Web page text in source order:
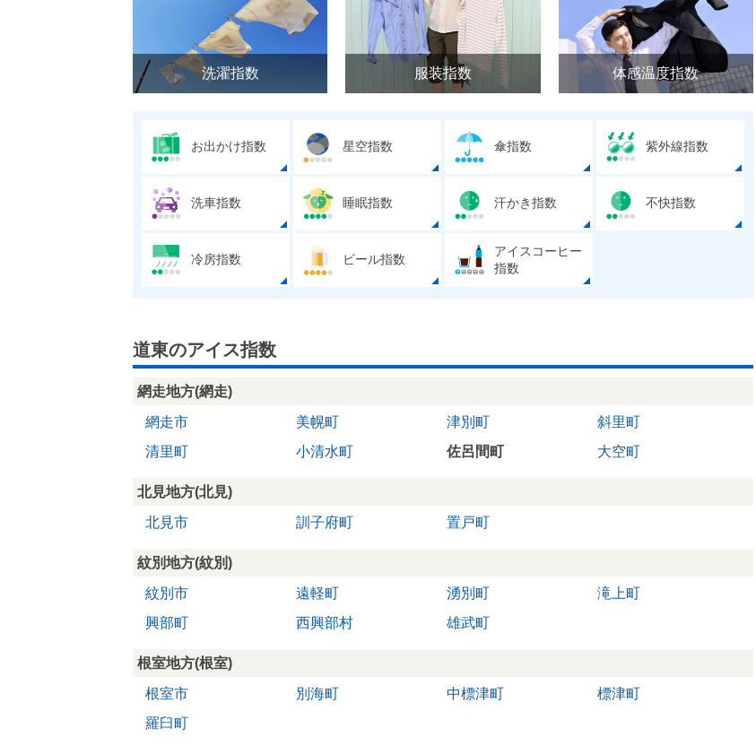
洗濯指数 服装指数 体感温度指数
お出かけ指数 星空指数 傘指数 紫外線指数
洗車指数 睡眠指数 汗かき指数 不快指数
冷房指数 ビール指数
アイスコーヒー
指数
道東のアイス指数
網走地方(網走)
網走市
美幌町 津別町
斜里町
清里町
小清水町 佐呂間町 大空町
北見地方(北見)
北見市
訓子府町 置戸町
紋別地方(紋別)
紋別市
遠軽町 湧別町
滝上町
興部町
西興部村 雄武町
根室地方(根室)
根室市
別海町 中標津町
標津町
羅臼町